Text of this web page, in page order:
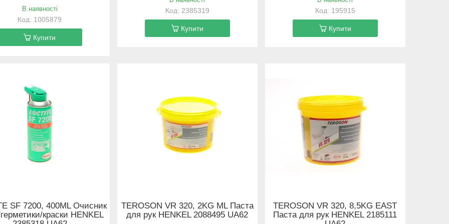
В наявності
1005879
Купити
2385319
Купити
195915
Купити
SF 7200, 400ML Очисник
краски HENKEL
TEROSON VR 320, 2KG ML Паста
для рук HENKEL 2088495 UA62
TEROSON VR 320, 8,5KG EAST
Паста для рук HENKEL 2185111